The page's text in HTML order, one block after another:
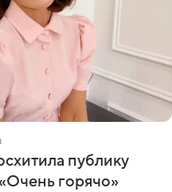
публику
горячо»